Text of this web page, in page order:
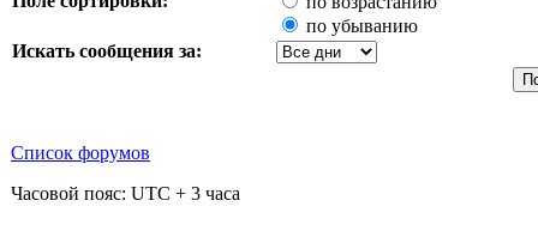
по убыванию
Искать сообщения за:
Список форумов
Часовой пояс: UTC + 3 часа